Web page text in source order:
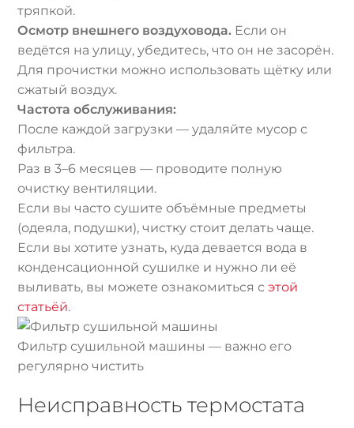
тряпкой.
Осмотр внешнего воздуховода. Если он
ведётся на улицу, убедитесь, что он не засорён.
Для прочистки можно использовать щётку или
сжатый воздух.
Частота обслуживания:
После каждой загрузки — удаляйте мусор с
фильтра.
Раз в 3–6 месяцев — проводите полную
очистку вентиляции.
Если вы часто сушите объёмные предметы
(одеяла, подушки), чистку стоит делать чаще.
Если вы хотите узнать, куда девается вода в
конденсационной сушилке и нужно ли её
выливать, вы можете ознакомиться сэтой
статьёй.
Фильтр сушильной машины — важно его
регулярно чистить
Неисправность термостата